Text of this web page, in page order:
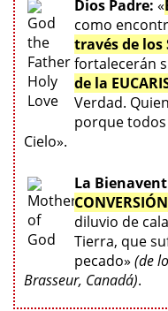
Dios Padre: «
como
través de los
fortalecerán
de la
Verdad.
porque
Cielo».
La
diluvio de
Tierra, que
pecado» (de
Brasseur, Canadá).